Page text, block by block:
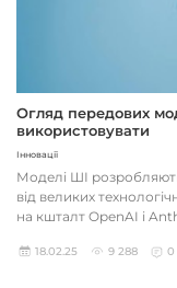
Огляд передових
використовувати
Інновації
Моделі ШІ
від великих
на кшталт OpenAI і
18.02.25 9 288 0